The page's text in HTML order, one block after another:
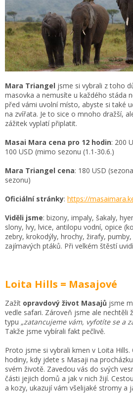
Mara Triangel jsme si vybrali z toho
masovka a nemusíte u každého stáda
před vámi uvolní místo, abyste si také
na zvířata. Je to sice o mnoho dražší,
zážitek vyplatí připlatit.
Masai Mara cena pro 12 hodin: 200
100 USD (mimo sezonu (1.1-30.6.)
Mara Triangel cena: 180 USD
sezonu)
Oficiální stránky: https://
Viděli jsme: bizony, impaly, šakaly,
slony, lvy, lvice, antilopu vodní, opice
zebry, krokodýly, hrochy, žirafy,
zajímavých ptáků. Při velkém štěstí
Loita Hills = Masajové
Zažít opravdový život Masajů jsme
vedle safari. Zároveň jsme ale nechtěli
typu „zatancujeme vám, vyfotíte se a
Takže jsme vybírali fakt pečlivě.
Proto jsme si vybrali kmen v Loita Hills.
hodiny, kdy jdete s Masaji na
svém životě. Zavedou vás do svých
části jejich domů a jak v nich žijí.
a kozy, ukazují vám všelijaké stromy a